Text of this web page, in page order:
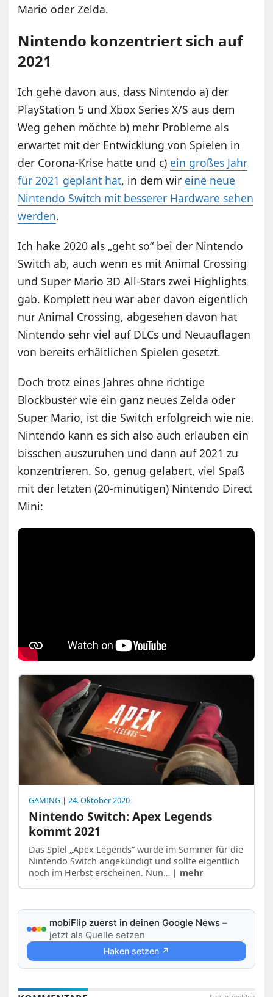
Mario oder Zelda.
Nintendo konzentriert sich auf
2021
Ich gehe davon aus, dass Nintendo a) der
PlayStation 5 und Xbox Series X/S aus dem
Weg gehen möchte b) mehr Probleme als
erwartet mit der Entwicklung von Spielen in
der Corona-Krise hatte und c) ein großes Jahr
für 2021 geplant hat, in dem wir eine neue
Nintendo Switch mit besserer Hardware sehen
werden.
Ich hake 2020 als „geht so“ bei der Nintendo
Switch ab, auch wenn es mit Animal Crossing
und Super Mario 3D All-Stars zwei Highlights
gab. Komplett neu war aber davon eigentlich
nur Animal Crossing, abgesehen davon hat
Nintendo sehr viel auf DLCs und Neuauflagen
von bereits erhältlichen Spielen gesetzt.
Doch trotz eines Jahres ohne richtige
Blockbuster wie ein ganz neues Zelda oder
Super Mario, ist die Switch erfolgreich wie nie.
Nintendo kann es sich also auch erlauben ein
bisschen auszuruhen und dann auf 2021 zu
konzentrieren. So, genug gelabert, viel Spaß
mit der letzten (20-minütigen) Nintendo Direct
Mini:
GAMING | 24. Oktober 2020
Nintendo Switch: Apex Legends
kommt 2021
Das Spiel „Apex Legends“ wurde im Sommer für die
Nintendo Switch angekündigt und sollte eigentlich
noch im Herbst erscheinen. Nun… | mehr
mobiFlip zuerst in deinen Google News –
jetzt als Quelle setzen
Haken setzen ↗